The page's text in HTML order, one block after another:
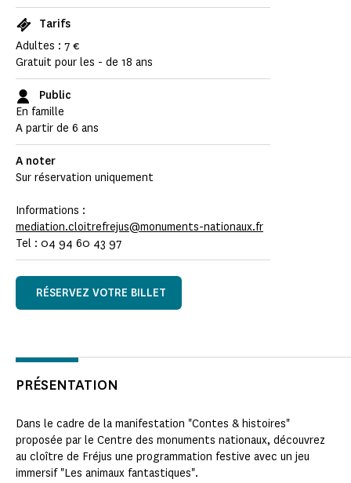
Tarifs
Adultes : 7 €
Gratuit pour les - de 18 ans
Public
En famille
A partir de 6 ans
A noter
Sur réservation uniquement
Informations :
mediation.cloitrefrejus@monuments-nationaux.fr
Tel : 04 94 60 43 97
RÉSERVEZ VOTRE BILLET
PRÉSENTATION
Dans le cadre de la manifestation "Contes & histoires"
proposée par le Centre des monuments nationaux, découvrez
au cloître de Fréjus une programmation festive avec un jeu
immersif "Les animaux fantastiques".